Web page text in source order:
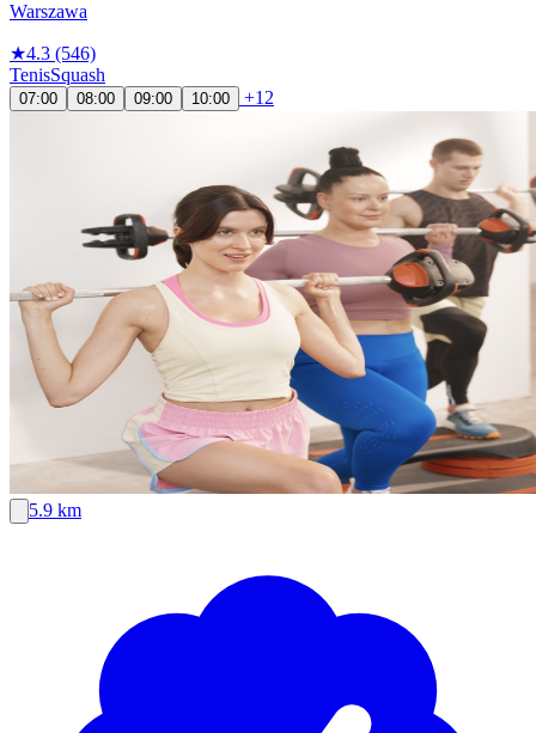
Warszawa
★4.3 (546)
TenisSquash
07:00 08:00 09:00 10:00 +12
5.9 km